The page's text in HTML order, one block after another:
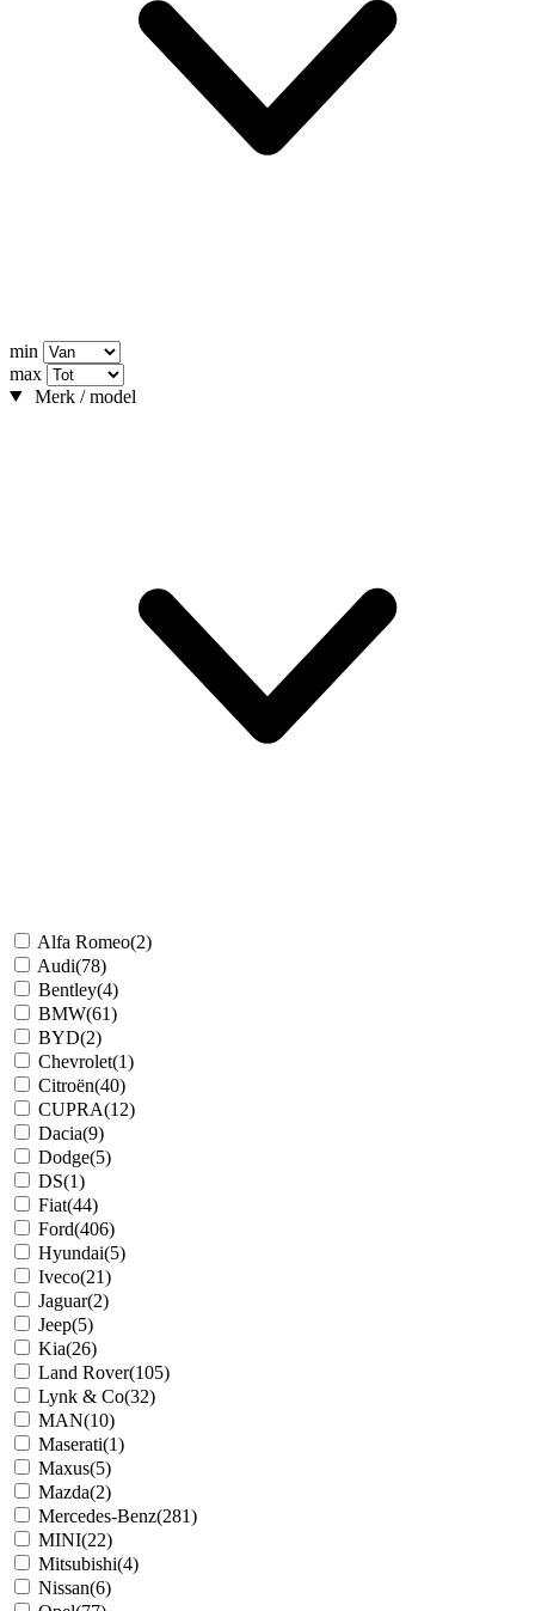
min
max
Merk / model
Alfa Romeo(2)
Audi(78)
Bentley(4)
BMW(61)
BYD(2)
Chevrolet(1)
Citroën(40)
CUPRA(12)
Dacia(9)
Dodge(5)
DS(1)
Fiat(44)
Ford(406)
Hyundai(5)
Iveco(21)
Jaguar(2)
Jeep(5)
Kia(26)
Land Rover(105)
Lynk & Co(32)
MAN(10)
Maserati(1)
Maxus(5)
Mazda(2)
Mercedes-Benz(281)
MINI(22)
Mitsubishi(4)
Nissan(6)